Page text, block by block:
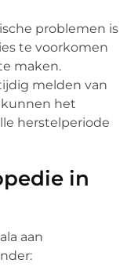
problemen is
te voorkomen
maken.
melden van
het
herstelperiode
in
aan